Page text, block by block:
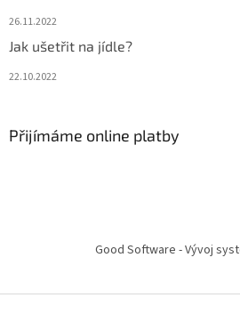
26.11.2022
Jak ušetřit na jídle?
22.10.2022
Přijímáme online platby
Good Software - Vývoj